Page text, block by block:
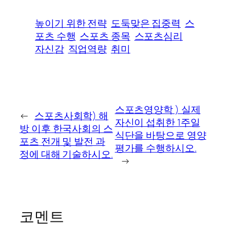
높이기 위한 전략 도둑맞은 집중력 스
포츠 수행 스포츠 종목 스포츠심리
자신감 직업역량 취미
← 스포츠사회학) 해
방 이후 한국사회의 스
포츠 전개 및 발전 과
정에 대해 기술하시오.
스포츠영양학 ) 실제
자신이 섭취한 1주일
식단을 바탕으로 영양
평가를 수행하시오.
→
코멘트